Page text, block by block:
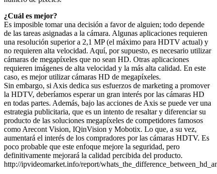
¿Cuál es mejor?
Es imposible tomar una decisión a favor de alguien; todo depende
de las tareas asignadas a la cámara. Algunas aplicaciones requieren
una resolución superior a 2,1 MP (el máximo para HDTV actual) y
no requieren alta velocidad. Aquí, por supuesto, es necesario utilizar
cámaras de megapíxeles que no sean HD. Otras aplicaciones
requieren imágenes de alta velocidad y la más alta calidad. En este
caso, es mejor utilizar cámaras HD de megapíxeles.
Sin embargo, si Axis dedica sus esfuerzos de marketing a promover
la HDTV, deberíamos esperar un gran interés por las cámaras HD
en todas partes. Además, bajo las acciones de Axis se puede ver una
estrategia publicitaria, que es un intento de resaltar y diferenciar su
producto de las soluciones megapíxeles de competidores famosos
como Arecont Vision, IQinVision y Mobotix. Lo que, a su vez,
aumentará el interés de los compradores por las cámaras HDTV. Es
poco probable que este enfoque mejore la seguridad, pero
definitivamente mejorará la calidad percibida del producto.
http://ipvideomarket.info/report/